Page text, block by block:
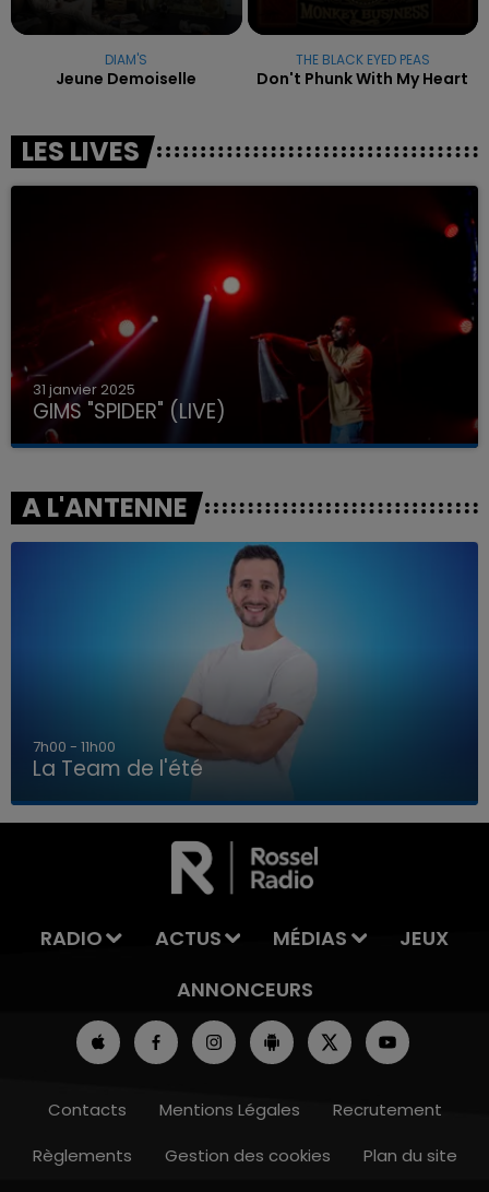
LA TEAM DE L'ÉTÉ
DIAM'S
Jeune Demoiselle
THE BLACK EYED PEAS
Don't Phunk With My Heart
LES LIVES
31 janvier 2025
GIMS "SPIDER" (LIVE)
A L'ANTENNE
7h00 - 11h00
La Team de l'été
RADIO ACTUS MÉDIAS
JEUX
ANNONCEURS
Contacts Mentions Légales
Recrutement
Règlements
Gestion des cookies Plan du site